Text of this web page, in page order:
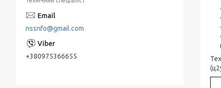
Занурювальні насоси ЕЦВ
Живильні насоси ПЕ
типу для нафтопродуктів
nssnfo@gmail.com
+380975366655